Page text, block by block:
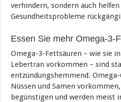
verhindern, sondern auch
Gesundheitsprobleme
Essen Sie mehr Omega-3-
Omega-3-Fettsäuren – wie sie
Lebertran vorkommen – sind
entzündungshemmend.
Nüssen und Samen
begünstigen und werden meist